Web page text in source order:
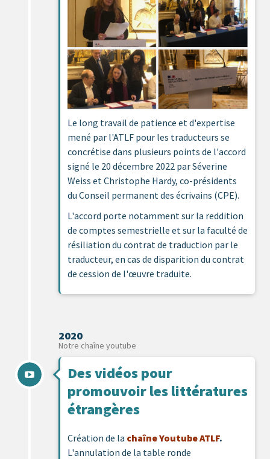
Le long travail de patience et d'expertise
mené par l'ATLF pour les traducteurs se
concrétise dans plusieurs points de l'accord
signé le 20 décembre 2022 par Séverine
Weiss et Christophe Hardy, co-présidents
du Conseil permanent des écrivains (CPE).
L'accord porte notamment sur la reddition
de comptes semestrielle et sur la faculté de
résiliation du contrat de traduction par le
traducteur, en cas de disparition du contrat
de cession de l'œuvre traduite.
2020
Notre chaîne youtube
Des vidéos pour
promouvoir les littératures
étrangères
Création de la chaîne Youtube ATLF.
L'annulation de la table ronde